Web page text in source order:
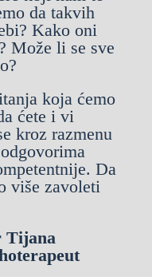
da takvih
Kako oni
Može li se sve
koja ćemo
ćete i vi
kroz razmenu
Da
više zavoleti
Tijana